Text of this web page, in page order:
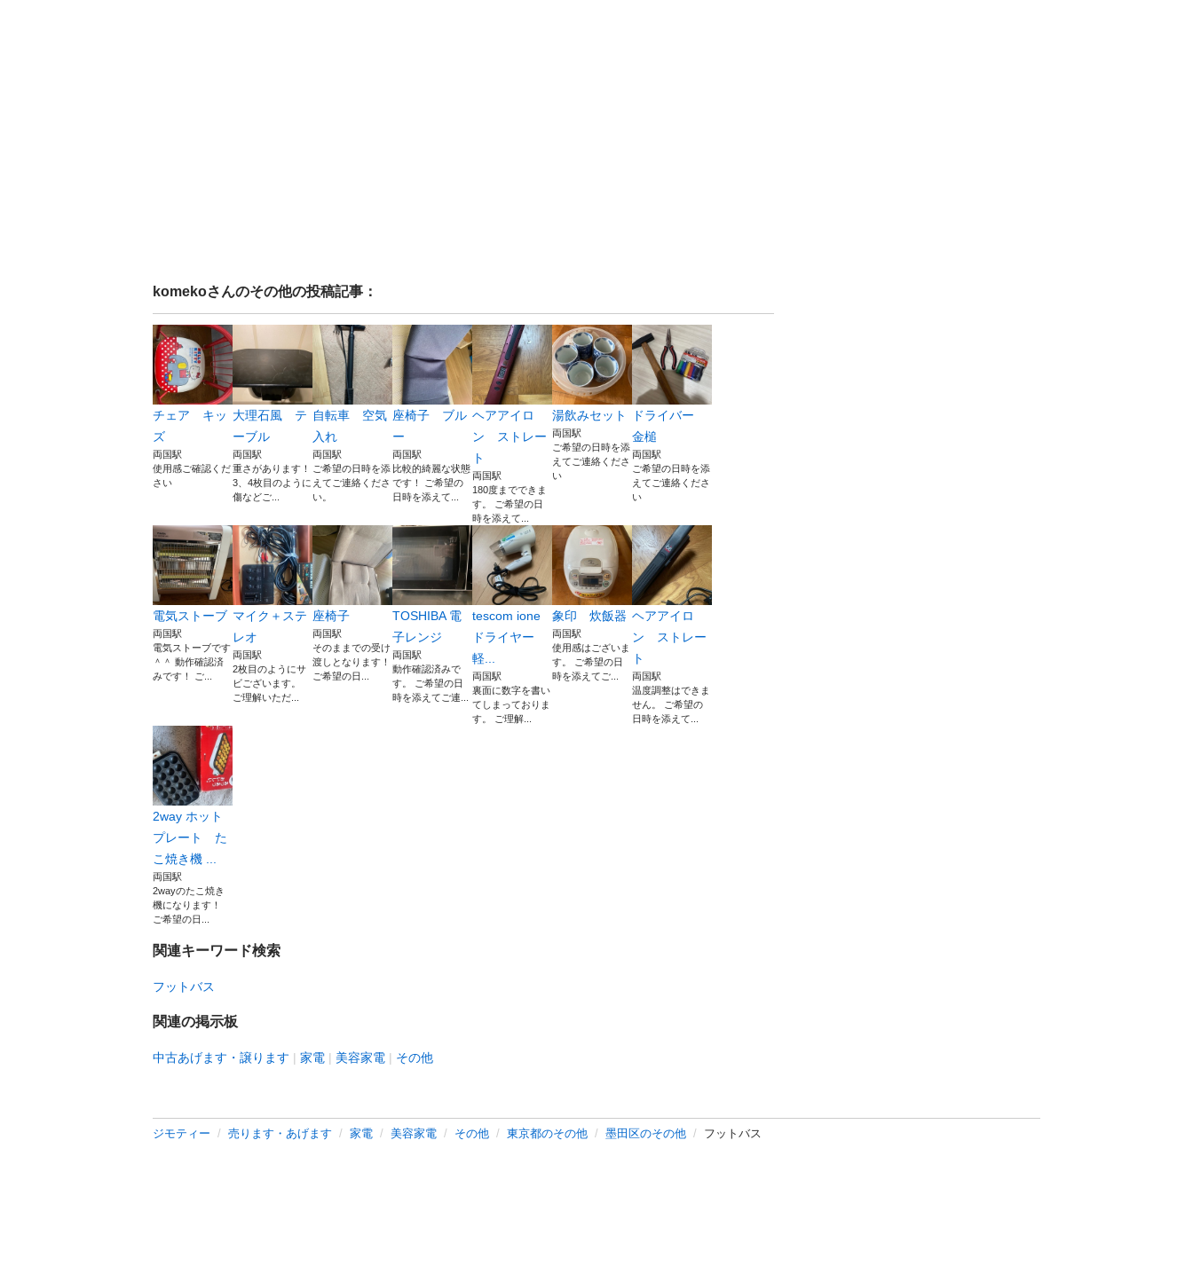
komekoさんのその他の投稿記事：
チェア キッ
ズ
両国駅
使用感ご確認くだ
さい
大理石風 テ
ーブル
両国駅
重さがあります！
3、4枚目のように
傷などご...
自転車 空気
入れ
両国駅
ご希望の日時を添
えてご連絡くださ
い。
座椅子 ブル
ー
両国駅
比較的綺麗な状態
です！ ご希望の
日時を添えて...
ヘアアイロ
ン ストレー
ト
両国駅
180度までできま
す。 ご希望の日
時を添えて...
湯飲みセット
両国駅
ご希望の日時を添
えてご連絡くださ
い
ドライバー
金槌
両国駅
ご希望の日時を添
えてご連絡くださ
い
電気ストーブ
両国駅
電気ストーブです
＾＾ 動作確認済
みです！ ご...
マイク＋ステ
レオ
両国駅
2枚目のようにサ
ビございます。
ご理解いただ...
座椅子
両国駅
そのままでの受け
渡しとなります！
ご希望の日...
TOSHIBA 電
子レンジ
両国駅
動作確認済みで
す。 ご希望の日
時を添えてご連...
tescom ione
ドライヤー
軽...
両国駅
裏面に数字を書い
てしまっておりま
す。 ご理解...
象印 炊飯器
両国駅
使用感はございま
す。 ご希望の日
時を添えてご...
ヘアアイロ
ン ストレー
ト
両国駅
温度調整はできま
せん。 ご希望の
日時を添えて...
2way ホット
プレート た
こ焼き機 ...
両国駅
2wayのたこ焼き
機になります！
ご希望の日...
関連キーワード検索
フットバス
関連の掲示板
中古あげます・譲ります 家電 美容家電 その他
ジモティー 売ります・あげます 家電 美容家電 その他 東京都のその他 墨田区のその他 フットバス